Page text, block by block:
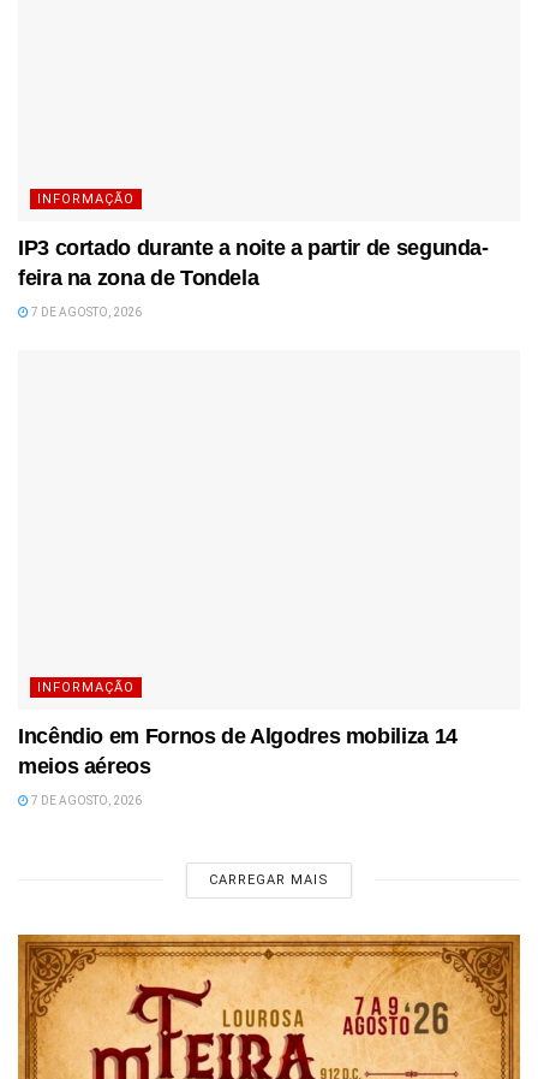
INFORMAÇÃO
IP3 cortado durante a noite a partir de segunda-
feira na zona de Tondela
7 DE AGOSTO, 2026
INFORMAÇÃO
Incêndio em Fornos de Algodres mobiliza 14
meios aéreos
7 DE AGOSTO, 2026
CARREGAR MAIS